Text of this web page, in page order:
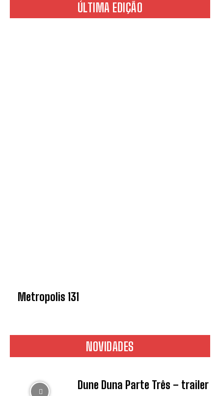
ÚLTIMA EDIÇÃO
Metropolis 131
NOVIDADES
Dune Duna Parte Três – trailer